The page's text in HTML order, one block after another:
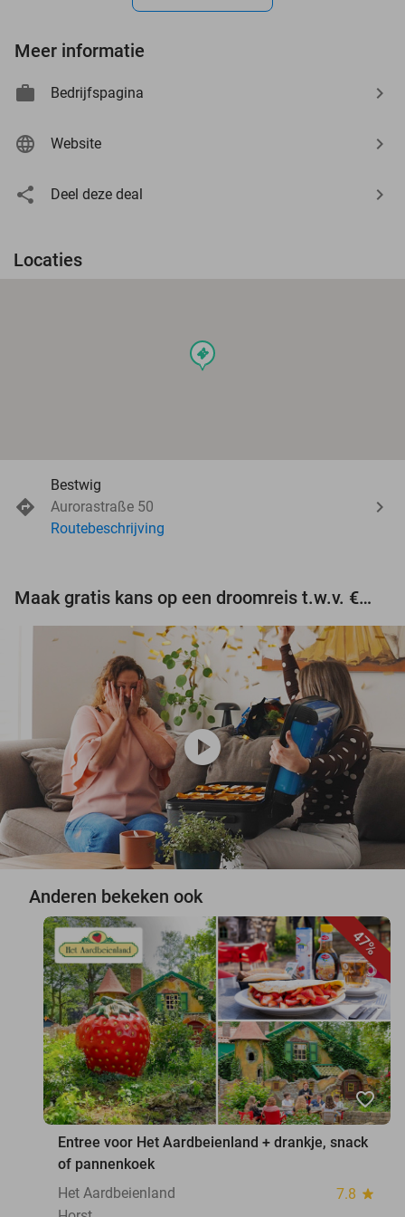
Meer informatie
Bedrijfspagina
Website
Deel deze deal
Locaties
events
Bestwig
Aurorastraße 50
Routebeschrijving
Maak gratis kans op een droomreis t.w.v. €3.000!
play_circle
Anderen bekeken ook
47%
favorite_border
Entree voor Het Aardbeienland + drankje, snack
of pannenkoek
Het Aardbeienland
7.8 star